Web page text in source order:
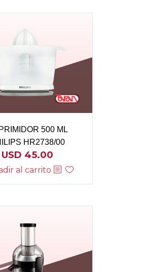
500 ML
HR2738/00
USD 45.00
al carrito